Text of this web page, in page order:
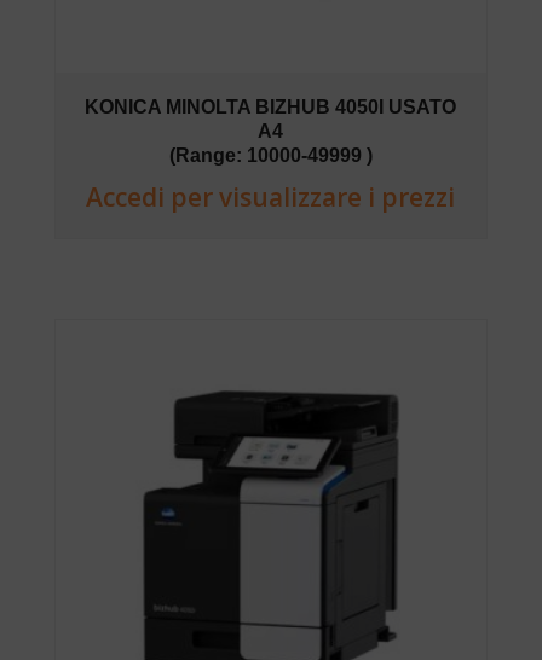
KONICA MINOLTA BIZHUB 4050I USATO
A4
(Range: 10000-49999 )
Accedi per visualizzare i prezzi